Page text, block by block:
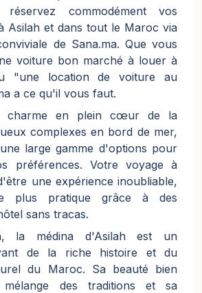
commodément vos
Asilah et dans tout le Maroc via
de Sana.ma. Que vous
voiture bon marché à louer à
"une location de voiture au
a ce qu'il vous faut.
charme en plein cœur de la
complexes en bord de mer,
large gamme d'options pour
préférences. Votre voyage à
une expérience inoubliable,
plus pratique grâce à des
sans tracas.
la médina d'Asilah est un
de la riche histoire et du
du Maroc. Sa beauté bien
des traditions et sa